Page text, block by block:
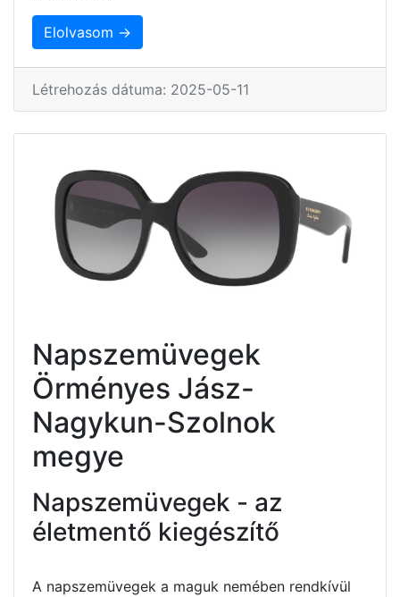
Elolvasom →
Létrehozás dátuma: 2025-05-11
Napszemüvegek
Örményes Jász-
Nagykun-Szolnok
megye
Napszemüvegek - az
életmentő kiegészítő
A napszemüvegek a maguk nemében rendkívül